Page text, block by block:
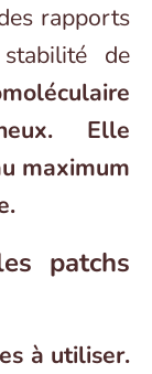
rapports
de
Elle
maximum
patchs
à utiliser.